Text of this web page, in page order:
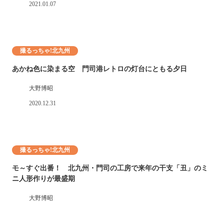
2021.01.07
撮るっちゃ!北九州
あかね色に染まる空 門司港レトロの灯台にともる夕日
大野博昭
2020.12.31
撮るっちゃ!北九州
モ～すぐ出番！ 北九州・門司の工房で来年の干支「丑」のミ
ニ人形作りが最盛期
大野博昭